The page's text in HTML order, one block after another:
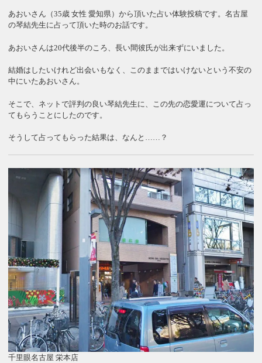
あおいさん（35歳 女性 愛知県）から頂いた占い体験投稿です。名古屋
の琴結先生に占って頂いた時のお話です。
あおいさんは20代後半のころ、長い間彼氏が出来ずにいました。
結婚はしたいけれど出会いもなく、このままではいけないという不安の
中にいたあおいさん。
そこで、ネットで評判の良い琴結先生に、この先の恋愛運について占っ
てもらうことにしたのです。
そうして占ってもらった結果は、なんと……？
千里眼名古屋 栄本店